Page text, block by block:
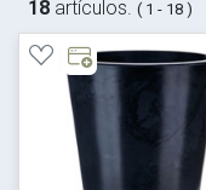
18 artículos.( 1 - 18 )